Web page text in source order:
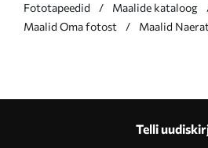
Fototapeedid
Maalide kataloog
Maalid Oma fotost
Maalid
Telli